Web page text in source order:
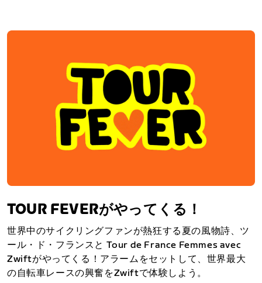
TOUR FEVERがやってくる！
世界中のサイクリングファンが熱狂する夏の風物詩、ツ
ール・ド・フランスと Tour de France Femmes avec
Zwiftがやってくる！アラームをセットして、世界最大
の自転車レースの興奮をZwiftで体験しよう。